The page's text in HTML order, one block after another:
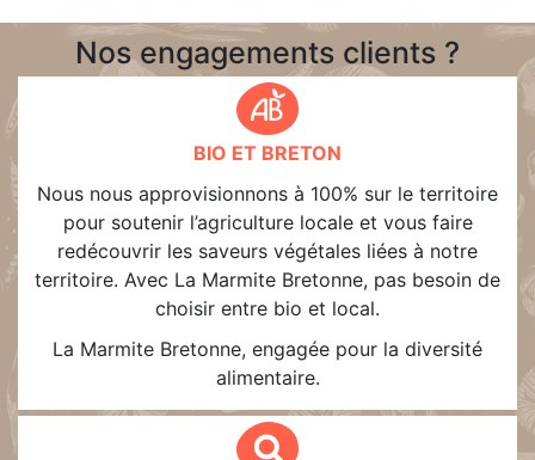
Nos engagements clients ?
BIO ET BRETON
Nous nous approvisionnons à 100% sur le territoire
pour soutenir l’agriculture locale et vous faire
redécouvrir les saveurs végétales liées à notre
territoire. Avec La Marmite Bretonne, pas besoin de
choisir entre bio et local.
La Marmite Bretonne, engagée pour la diversité
alimentaire.